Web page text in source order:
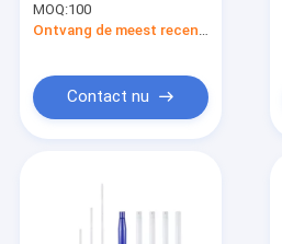
Pool 15m voor
Openlucht in Slimme
gebruikt
MOQ:100
Ontvang de meest recente Prijs
Contact nu